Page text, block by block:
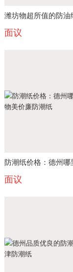
潍坊物超所值的防油
售防油纸
面议
防潮纸价格：德州哪
美价廉防潮纸
面议